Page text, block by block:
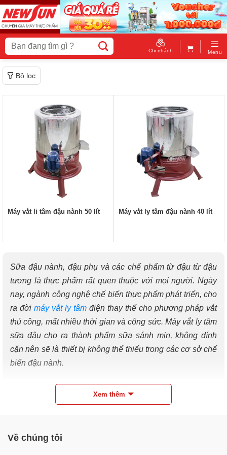
Skip
to
content
Tìm
kiếm:
Chi nhánh Menu
Bộ lọc
Máy vắt li tâm đậu nành 50 lít Máy vắt ly tâm đậu nành 40 lít
Sữa đậu nành, đậu phụ và các chế phẩm từ đậu từ đậu
tương là thực phẩm rất quen thuộc với mọi người. Ngày
nay, ngành công nghệ chế biến thực phẩm phát triển, cho
ra đời máy vắt ly tâm điện thay thế cho phương pháp vắt
thủ công, mất nhiều thời gian và công sức. Máy vắt ly tâm
sữa đậu cho ra thành phẩm sữa sánh mịn, không dính
cặn nên sẽ là thiết bị không thể thiếu trong các cơ sở chế
biến đậu nành.
Xem thêm
Về chúng tôi